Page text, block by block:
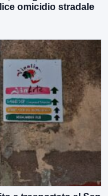
omicidio stradale